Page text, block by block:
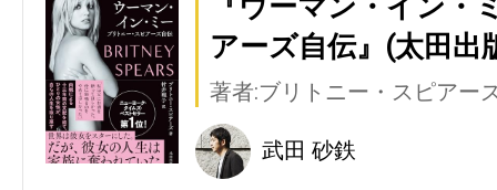
アーズ自伝』(太田出
著者:ブリトニー・スピアー
武田 砂鉄